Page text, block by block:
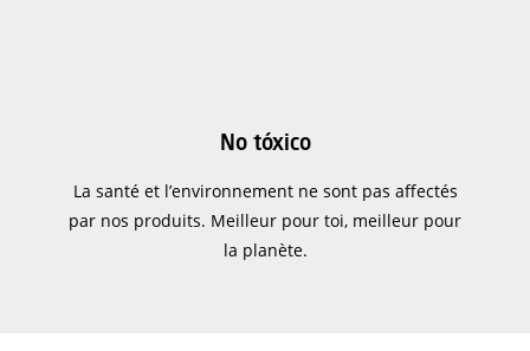
No tóxico
La santé et l’environnement ne sont pas affectés
par nos produits. Meilleur pour toi, meilleur pour
la planète.